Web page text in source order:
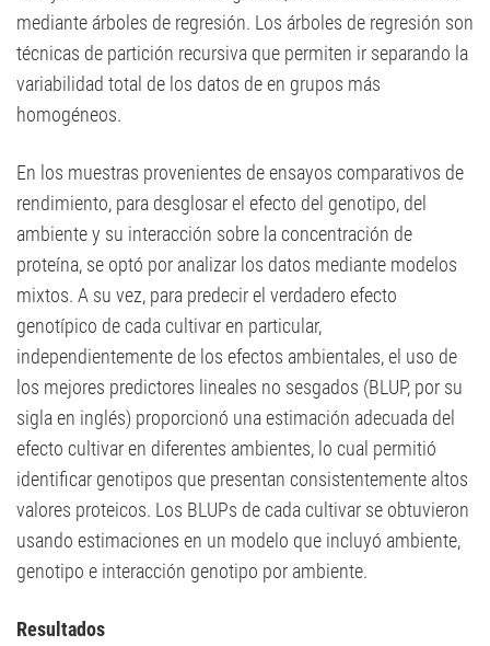
mediante árboles de regresión. Los árboles de regresión son
técnicas de partición recursiva que permiten ir separando la
variabilidad total de los datos de en grupos más
homogéneos.
En los muestras provenientes de ensayos comparativos de
rendimiento, para desglosar el efecto del genotipo, del
ambiente y su interacción sobre la concentración de
proteína, se optó por analizar los datos mediante modelos
mixtos. A su vez, para predecir el verdadero efecto
genotípico de cada cultivar en particular,
independientemente de los efectos ambientales, el uso de
los mejores predictores lineales no sesgados (BLUP, por su
sigla en inglés) proporcionó una estimación adecuada del
efecto cultivar en diferentes ambientes, lo cual permitió
identificar genotipos que presentan consistentemente altos
valores proteicos. Los BLUPs de cada cultivar se obtuvieron
usando estimaciones en un modelo que incluyó ambiente,
genotipo e interacción genotipo por ambiente.
Resultados